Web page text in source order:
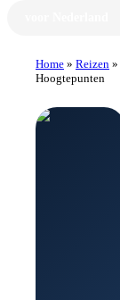
Home » Reizen »
Hoogtepunten